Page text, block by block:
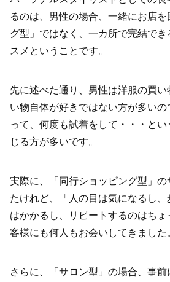
るのは、男性の場合、一緒にお店
グ型」ではなく、一カ所で完結で
スメということです。
先に述べた通り、男性は洋服の買
い物自体が好きではない方が多いの
って、何度も試着をして・・・と
じる方が多いです。
実際に、「同行ショッピング型」
たけれど、「人の目は気になるし
はかかるし、リピートするのはち
客様にも何人もお会いしてきました
さらに、「サロン型」の場合、事